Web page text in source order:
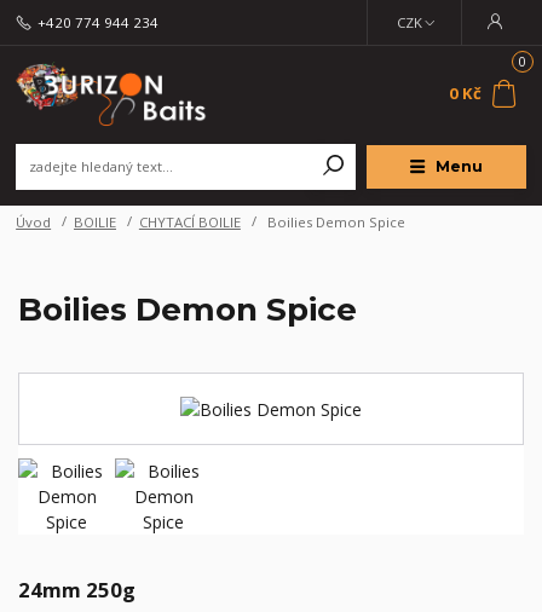
Menu
CZK
+420 774 944 234
0
0 Kč
Úvod BOILIE CHYTACÍ BOILIE Boilies Demon Spice
Boilies Demon Spice
24mm 250g